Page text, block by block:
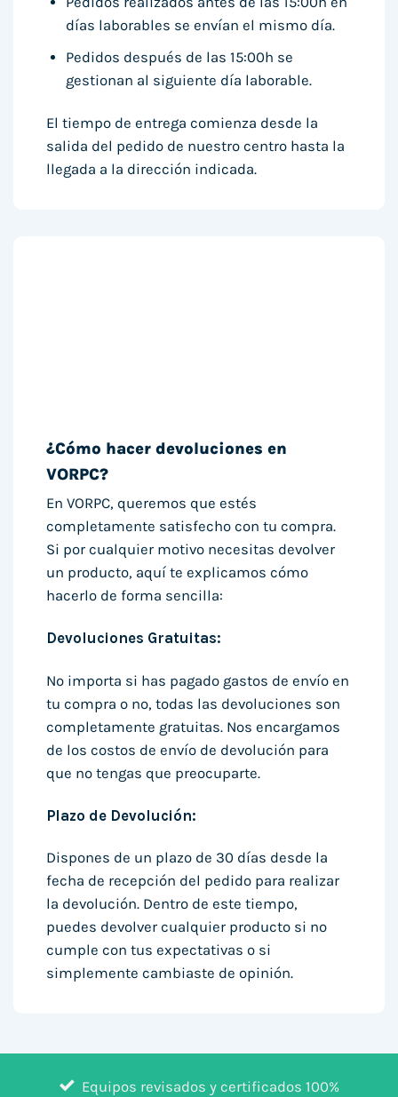
días laborables se envían el mismo día.
Pedidos después de las 15:00h se
gestionan al siguiente día laborable.
El tiempo de entrega comienza desde la
salida del pedido de nuestro centro hasta la
llegada a la dirección indicada.
¿Cómo hacer devoluciones en
VORPC?
En VORPC, queremos que estés
completamente satisfecho con tu compra.
Si por cualquier motivo necesitas devolver
un producto, aquí te explicamos cómo
hacerlo de forma sencilla:
Devoluciones Gratuitas:
No importa si has pagado gastos de envío en
tu compra o no, todas las devoluciones son
completamente gratuitas. Nos encargamos
de los costos de envío de devolución para
que no tengas que preocuparte.
Plazo de Devolución:
Dispones de un plazo de 30 días desde la
fecha de recepción del pedido para realizar
la devolución. Dentro de este tiempo,
puedes devolver cualquier producto si no
cumple con tus expectativas o si
simplemente cambiaste de opinión.
Equipos revisados y certificados 100%